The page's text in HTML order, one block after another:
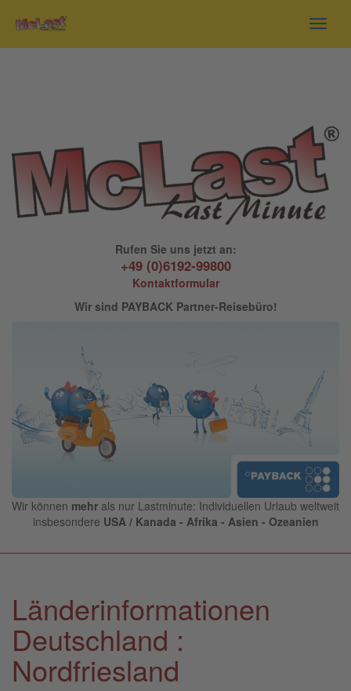
Rufen Sie uns jetzt an:
+49 (0)6192-99800
Kontaktformular
Wir sind PAYBACK Partner-Reisebüro!
Wir können mehr als nur Lastminute: Individuellen Urlaub weltweit
insbesondere USA / Kanada - Afrika - Asien - Ozeanien
Länderinformationen
Deutschland :
Nordfriesland